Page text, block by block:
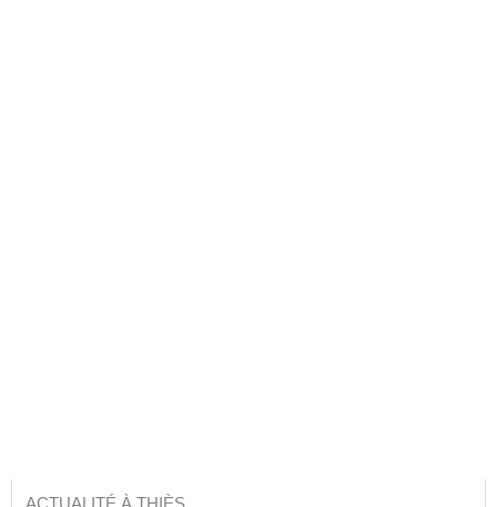
ACTUALITÉ À THIÈS